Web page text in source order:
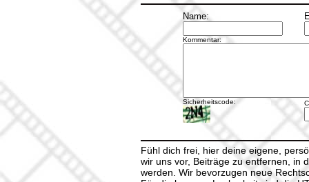
Name:
Kommentar:
Sicherheitscode:
Fühl dich frei, hier deine eigene,
wir uns vor, Beiträge zu entfernen, in
werden. Wir bevorzugen neue